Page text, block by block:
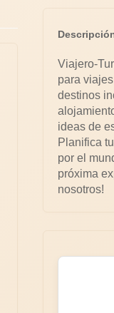
Viajero-
para
destinos
ideas de
Planifica
por el
próxima
nosotros!